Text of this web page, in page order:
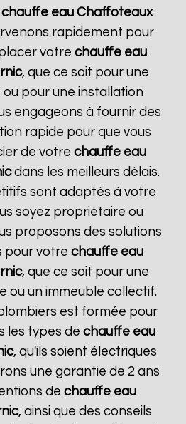
chauffe eau Chaffoteaux
rapidement pour
votrechauffe eau
, que ce soit pour une
pour une installation
engageons à fournir des
rapide pour que vous
de votre chauffe eau
dans les meilleurs délais.
sont adaptés à votre
soyez propriétaire ou
proposons des solutions
pour votrechauffe eau
, que ce soit pour une
ou un immeuble collectif.
est formée pour
les types dechauffe eau
, qu'ils soient électriques
une garantie de 2 ans
de chauffe eau
, ainsi que des conseils